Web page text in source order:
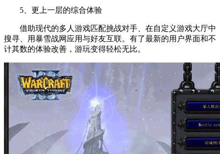
5、更上一层的综合体验
借助现代的多人游戏匹配挑战对手、在自定义游戏大厅中
搜寻、用暴雪战网应用与好友互联。有了最新的用户界面和不
计其数的体验改善，游玩变得轻松无比。